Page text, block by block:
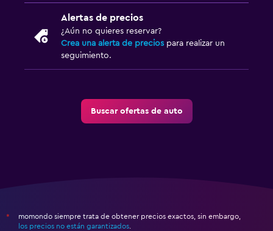
Alertas de precios
¿Aún no quieres reservar?
Crea una alerta de precios para realizar un
seguimiento.
Buscar ofertas de auto
*
momondo siempre trata de obtener precios exactos, sin embargo,
los precios no están garantizados.